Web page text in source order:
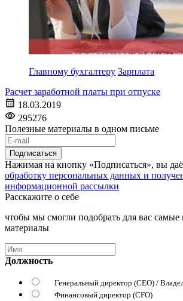
Главному бухгалтеру Зарплата
Расчет заработной платы при отпуске
18.03.2019
295276
Полезные материалы в одном письме
Подписаться
Нажимая на кнопку «Подписаться», вы
обработку персональных данных и
информационной рассылки
Расскажите о себе
чтобы мы смогли подобрать для вас самые
материалы
Должность
Генеральный директор (CEO) /
Финансовый директор (CFO)